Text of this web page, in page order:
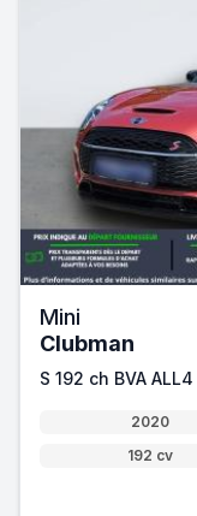
Mini
Clubman
S 192 ch BVA ALL4
2020
192 cv